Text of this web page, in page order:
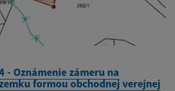
- Oznámenie zámeru na
formou obchodnej verejnej